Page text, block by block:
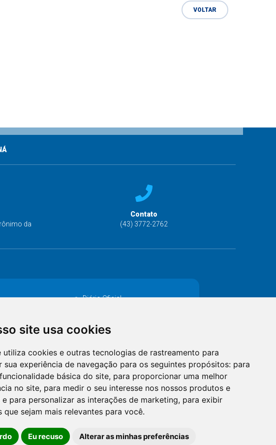
site usa cookies
utiliza cookies e outras tecnologias de rastreamento para
sua experiência de navegação para os seguintes propósitos: para
básica do site, para proporcionar uma melhor
no site, para medir o seu interesse nos nossos produtos e
e para personalizar as interações de marketing, para exibir
que sejam mais relevantes para você.
Eu recuso Alterar as minhas preferências
VOLTAR
da
Contato
(43) 3772-2762
Diário Oficial
Catalogo Eletrônico de Padronização